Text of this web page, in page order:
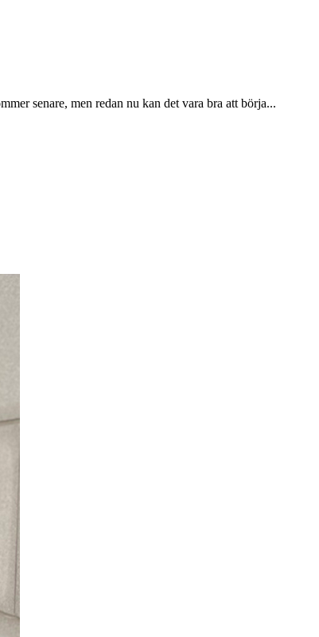
senare, men redan nu kan det vara bra att börja...